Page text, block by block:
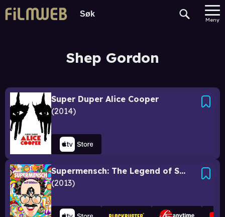
Meny
Shep Gordon
Super Duper Alice Cooper
2014
Supermensch: The Legend of Shep Gordon
2013